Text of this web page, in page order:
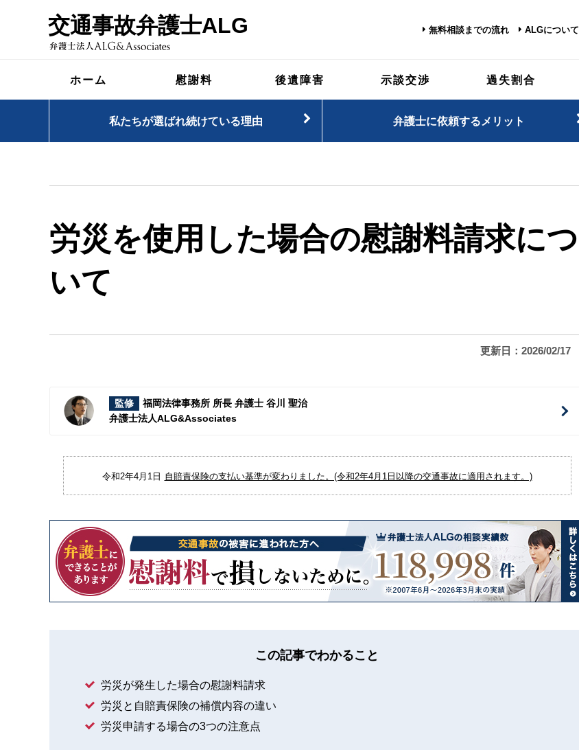
交通事故弁護士ALG 無料相談までの流れ ALGについて
ホーム 慰謝料 後遺障害 示談交渉 過失割合
私たちが選ばれ続けている理由 弁護士に依頼するメリット
労災を使用した場合の慰謝料請求につ
いて
更新日：2026/02/17
監修
福岡法律事務所 所長 弁護士 谷川 聖治
弁護士法人ALG&Associates
令和2年4月1日 自賠責保険の支払い基準が変わりました。(令和2年4月1日以降の交通事故に適用されます。)
この記事でわかること
労災が発生した場合の慰謝料請求
労災と自賠責保険の補償内容の違い
労災申請する場合の3つの注意点